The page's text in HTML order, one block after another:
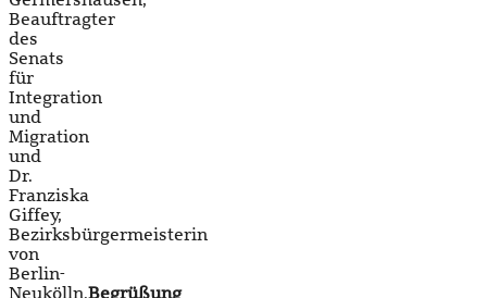
Beauftragter
des
Senats
für
Integration
und
Migration
und
Dr.
Franziska
Giffey,
Bezirksbürgermeisterin
von
Berlin-
Neukölln.Begrüßung